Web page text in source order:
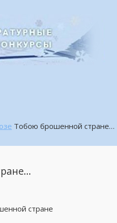
Тобою брошенной стране…
стране